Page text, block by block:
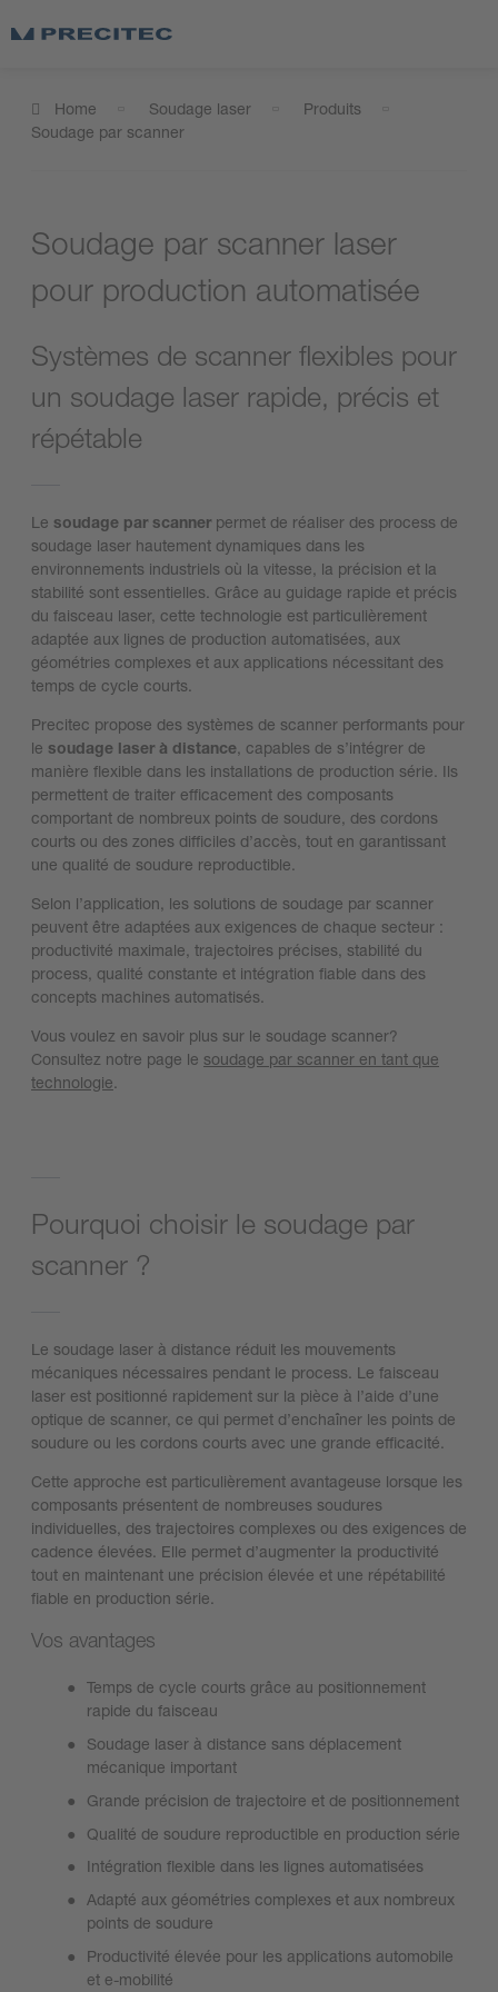
Home Soudage laser
Produits
Soudage par scanner
Soudage par scanner laser
pour production automatisée
Systèmes de scanner flexibles pour
un soudage laser rapide, précis et
répétable
Le soudage par scanner permet de réaliser des process de
soudage laser hautement dynamiques dans les
environnements industriels où la vitesse, la précision et la
stabilité sont essentielles. Grâce au guidage rapide et précis
du faisceau laser, cette technologie est particulièrement
adaptée aux lignes de production automatisées, aux
géométries complexes et aux applications nécessitant des
temps de cycle courts.
Precitec propose des systèmes de scanner performants pour
le soudage laser à distance , capables de s’intégrer de
manière flexible dans les installations de production série. Ils
permettent de traiter efficacement des composants
comportant de nombreux points de soudure, des cordons
courts ou des zones difficiles d’accès, tout en garantissant
une qualité de soudure reproductible.
Selon l’application, les solutions de soudage par scanner
peuvent être adaptées aux exigences de chaque secteur :
productivité maximale, trajectoires précises, stabilité du
process, qualité constante et intégration fiable dans des
concepts machines automatisés.
Vous voulez en savoir plus sur le soudage scanner?
Consultez notre page le soudage par scanner en tant que
technologie
Pourquoi choisir le soudage par
scanner ?
Le soudage laser à distance réduit les mouvements
mécaniques nécessaires pendant le process. Le faisceau
laser est positionné rapidement sur la pièce à l’aide d’une
optique de scanner, ce qui permet d’enchaîner les points de
soudure ou les cordons courts avec une grande efficacité.
Cette approche est particulièrement avantageuse lorsque les
composants présentent de nombreuses soudures
individuelles, des trajectoires complexes ou des exigences de
cadence élevées. Elle permet d’augmenter la productivité
tout en maintenant une précision élevée et une répétabilité
fiable en production série.
Vos avantages
Temps de cycle courts grâce au positionnement
rapide du faisceau
Soudage laser à distance sans déplacement
mécanique important
Grande précision de trajectoire et de positionnement
Qualité de soudure reproductible en production série
Intégration flexible dans les lignes automatisées
Adapté aux géométries complexes et aux nombreux
points de soudure
Productivité élevée pour les applications automobile
et e-mobilité